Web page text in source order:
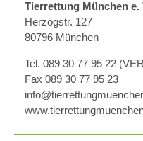
Tierrettung München e.
Herzogstr. 127
80796 München
Tel. 089 30 77 95 22
Fax 089 30 77 95 23